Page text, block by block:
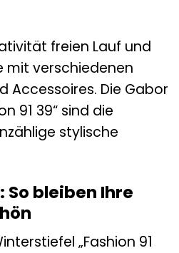
freien Lauf und
mit verschiedenen
Accessoires. Die Gabor
91 39“ sind die
stylische
bleiben Ihre
„Fashion 91